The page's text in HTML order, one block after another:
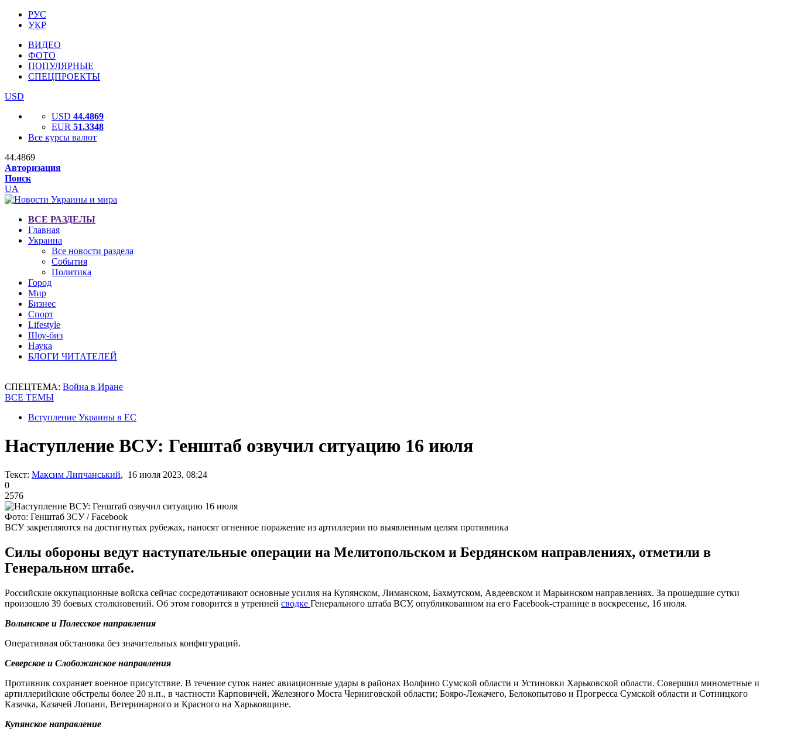
РУС
УКР
ВИДЕО
ФОТО
ПОПУЛЯРНЫЕ
СПЕЦПРОЕКТЫ
USD
USD 44.4869
EUR 51.3348
Все курсы валют
44.4869
Авторизация
Поиск
UA
ВСЕ РАЗДЕЛЫ
Главная
Украина
Все новости раздела
События
Политика
Город
Мир
Бизнес
Спорт
Lifestyle
Шоу-биз
Наука
БЛОГИ ЧИТАТЕЛЕЙ
СПЕЦТЕМА: Война в Иране
ВСЕ ТЕМЫ
Вступление Украины в ЕС
Наступление ВСУ: Генштаб озвучил ситуацию 16 июля
Текст: Максим Липчанський, 16 июля 2023, 08:24
0
2576
Фото: Генштаб ЗСУ / Facebook
ВСУ закрепляются на достигнутых рубежах, наносят огненное поражение из артиллерии по выявленным целям противника
Силы обороны ведут наступательные операции на Мелитопольском и Бердянском направлениях, отметили в
Генеральном штабе.
Российские оккупационные войска сейчас сосредотачивают основные усилия на Купянском, Лиманском, Бахмутском, Авдеевском и Марьинском направлениях. За прошедшие сутки
произошло 39 боевых столкновений. Об этом говорится в утренней сводке Генерального штаба ВСУ, опубликованном на его Facebook-странице в воскресенье, 16 июля.
Волынское и Полесское направления
Оперативная обстановка без значительных конфигураций.
Северское и Слобожанское направления
Противник сохраняет военное присутствие. В течение суток нанес авиационные удары в районах Волфино Сумской области и Устиновки Харьковской области. Совершил минометные и
артиллерийские обстрелы более 20 н.п., в частности Карповичей, Железного Моста Черниговской области; Бояро-Лежачего, Белокопытово и Прогресса Сумской области и Сотницкого
Казачка, Казачей Лопани, Ветеринарного и Красного на Харьковщине.
Купянское направление